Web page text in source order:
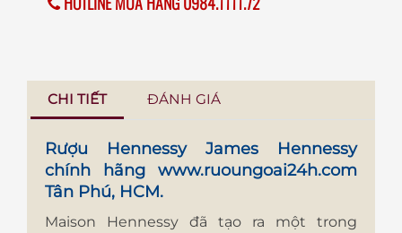
CHI TIẾT ĐÁNH GIÁ
Rượu Hennessy James Hennessy
chính hãng www.ruoungoai24h.com
Tân Phú, HCM.
Maison Hennessy đã tạo ra một trong